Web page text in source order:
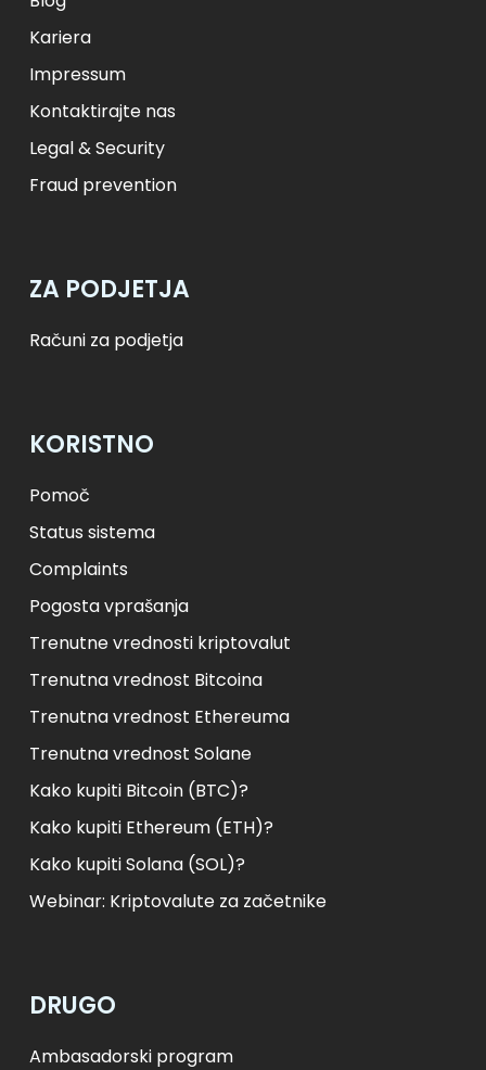
Kariera
Impressum
Kontaktirajte nas
Legal & Security
Fraud prevention
ZA PODJETJA
Računi za podjetja
KORISTNO
Pomoč
Status sistema
Complaints
Pogosta vprašanja
Trenutne vrednosti kriptovalut
Trenutna vrednost Bitcoina
Trenutna vrednost Ethereuma
Trenutna vrednost Solane
Kako kupiti Bitcoin (BTC)?
Kako kupiti Ethereum (ETH)?
Kako kupiti Solana (SOL)?
Webinar: Kriptovalute za začetnike
DRUGO
Ambasadorski program